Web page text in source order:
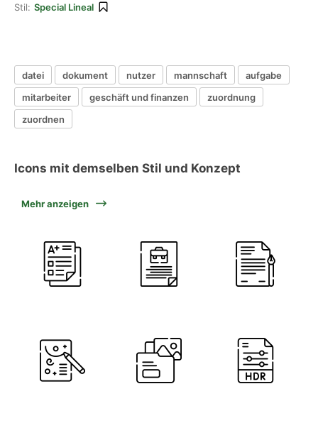
Stil: Special Lineal
datei dokument nutzer mannschaft
aufgabe
mitarbeiter
geschäft und finanzen
zuordnung
zuordnen
Icons mit demselben Stil und Konzept
Mehr anzeigen